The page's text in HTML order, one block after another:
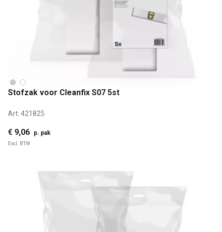
Stofzak voor Cleanfix S07 5st
Art: 421825
€ 9,06 p. pak
Excl. BTW